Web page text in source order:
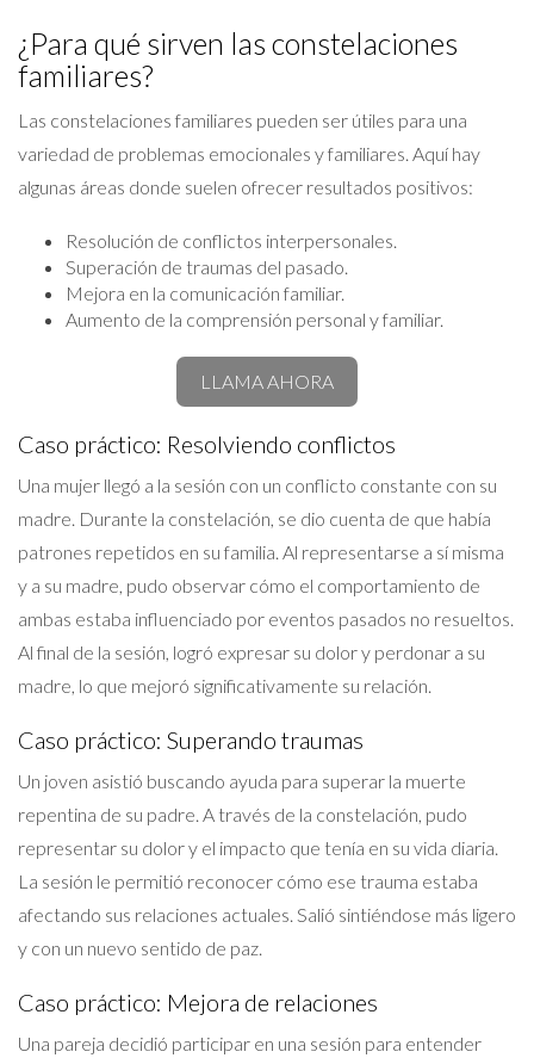
¿Para qué sirven las constelaciones
familiares?
Las constelaciones familiares pueden ser útiles para una
variedad de problemas emocionales y familiares. Aquí hay
algunas áreas donde suelen ofrecer resultados positivos:
Resolución de conflictos interpersonales.
Superación de traumas del pasado.
Mejora en la comunicación familiar.
Aumento de la comprensión personal y familiar.
LLAMA AHORA
Caso práctico: Resolviendo conflictos
Una mujer llegó a la sesión con un conflicto constante con su
madre. Durante la constelación, se dio cuenta de que había
patrones repetidos en su familia. Al representarse a sí misma
y a su madre, pudo observar cómo el comportamiento de
ambas estaba influenciado por eventos pasados no resueltos.
Al final de la sesión, logró expresar su dolor y perdonar a su
madre, lo que mejoró significativamente su relación.
Caso práctico: Superando traumas
Un joven asistió buscando ayuda para superar la muerte
repentina de su padre. A través de la constelación, pudo
representar su dolor y el impacto que tenía en su vida diaria.
La sesión le permitió reconocer cómo ese trauma estaba
afectando sus relaciones actuales. Salió sintiéndose más ligero
y con un nuevo sentido de paz.
Caso práctico: Mejora de relaciones
Una pareja decidió participar en una sesión para entender